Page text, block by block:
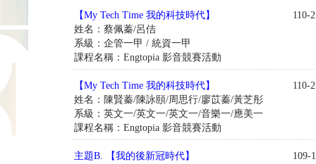
【My Tech Time 我的科技時代】
姓名：蔡佩蓁/呂佶
系級：企管一甲 / 統資一甲
課程名稱：Engtopia 影音競賽活動
110-2
【My Tech Time 我的科技時代】
姓名：陳賢蓁/陳詠頤/周思行/廖苡蓁/黃芝彤
系級：英文一/英文一/英文一/音樂一/應美一
課程名稱：Engtopia 影音競賽活動
110-2
主題B. 【我的後新冠時代】
109-1